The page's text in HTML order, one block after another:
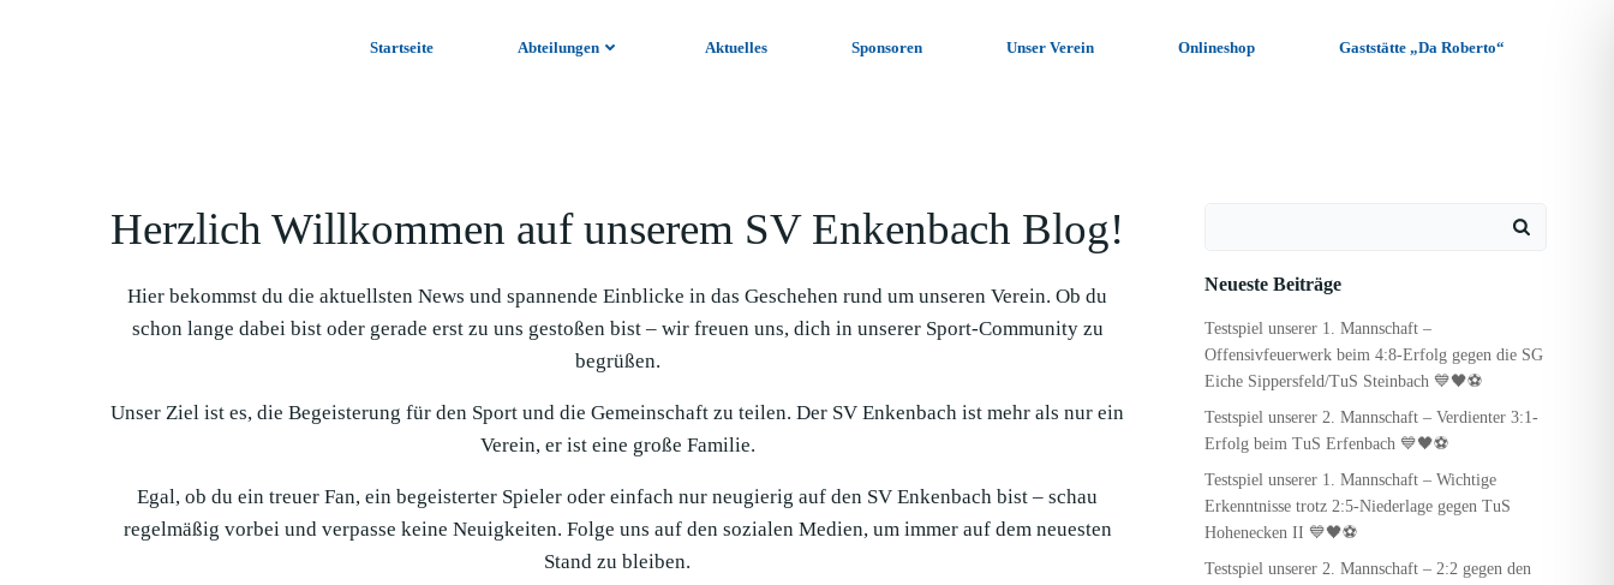
Startseite Abteilungen Aktuelles Sponsoren Unser Verein Onlineshop Gaststätte „Da Roberto“
Herzlich Willkommen auf unserem SV Enkenbach Blog!
Hier bekommst du die aktuellsten News und spannende Einblicke in das Geschehen rund um unseren Verein. Ob du
schon lange dabei bist oder gerade erst zu uns gestoßen bist – wir freuen uns, dich in unserer Sport-Community zu
begrüßen.
Unser Ziel ist es, die Begeisterung für den Sport und die Gemeinschaft zu teilen. Der SV Enkenbach ist mehr als nur ein
Verein, er ist eine große Familie.
Egal, ob du ein treuer Fan, ein begeisterter Spieler oder einfach nur neugierig auf den SV Enkenbach bist – schau
regelmäßig vorbei und verpasse keine Neuigkeiten. Folge uns auf den sozialen Medien, um immer auf dem neuesten
Stand zu bleiben.
Neueste Beiträge
Testspiel unserer 1. Mannschaft –
Offensivfeuerwerk beim 4:8-Erfolg gegen die SG
Eiche Sippersfeld/TuS Steinbach 💙🖤⚽
Testspiel unserer 2. Mannschaft – Verdienter 3:1-
Erfolg beim TuS Erfenbach 💙🖤⚽
Testspiel unserer 1. Mannschaft – Wichtige
Erkenntnisse trotz 2:5-Niederlage gegen TuS
Hohenecken II 💙🖤⚽
Testspiel unserer 2. Mannschaft – 2:2 gegen den